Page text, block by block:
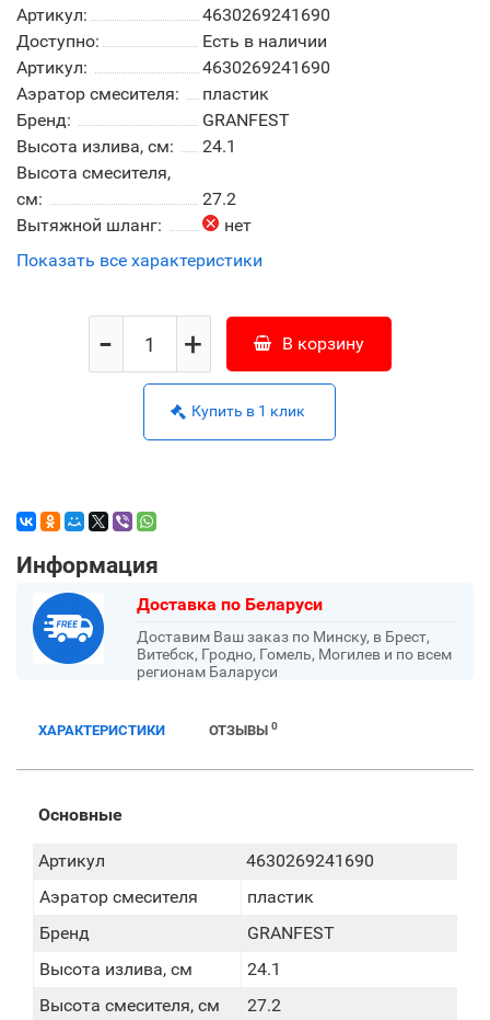
Артикул:
4630269241690
Доступно:
Есть в наличии
Артикул:
4630269241690
Аэратор смесителя:
пластик
Бренд:
GRANFEST
Высота излива, см:
24.1
Высота смесителя,
см:
27.2
Вытяжной шланг:
нет
Показать все характеристики
+
- В корзину
Купить в 1 клик
Информация
Доставка по Беларуси
Доставим Ваш заказ по Минску, в Брест,
Витебск, Гродно, Гомель, Могилев и по всем
регионам Баларуси
ХАРАКТЕРИСТИКИ ОТЗЫВЫ 0
Основные
Артикул
4630269241690
Аэратор смесителя
пластик
Бренд
GRANFEST
Высота излива, см
24.1
Высота смесителя, см
27.2